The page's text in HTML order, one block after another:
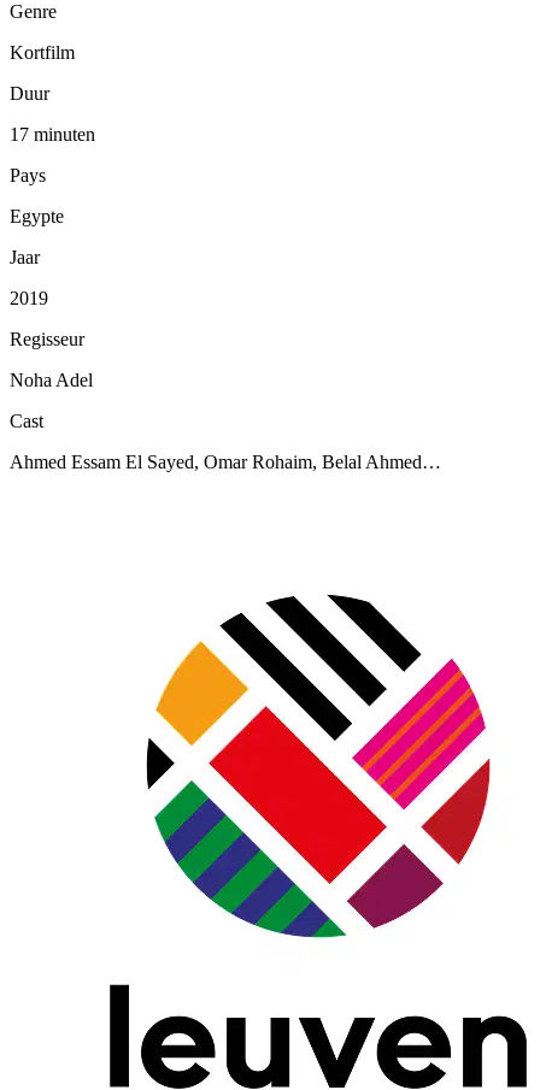
Genre
Kortfilm
Duur
17 minuten
Pays
Egypte
Jaar
2019
Regisseur
Noha Adel
Cast
Ahmed Essam El Sayed, Omar Rohaim, Belal Ahmed…